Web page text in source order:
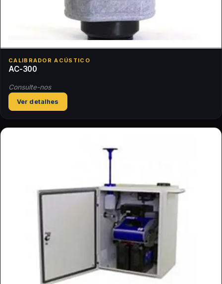
CALIBRADOR ACÚSTICO
AC-300
Consulte-nos
Ver detalhes